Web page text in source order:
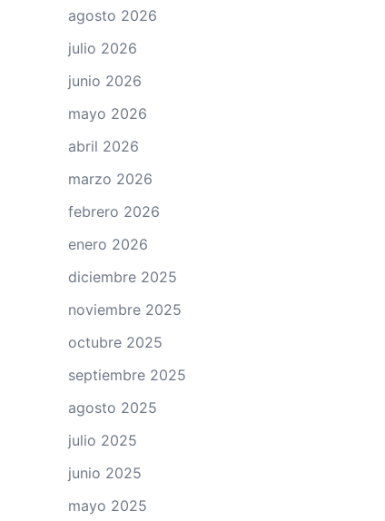
agosto 2026
julio 2026
junio 2026
mayo 2026
abril 2026
marzo 2026
febrero 2026
enero 2026
diciembre 2025
noviembre 2025
octubre 2025
septiembre 2025
agosto 2025
julio 2025
junio 2025
mayo 2025